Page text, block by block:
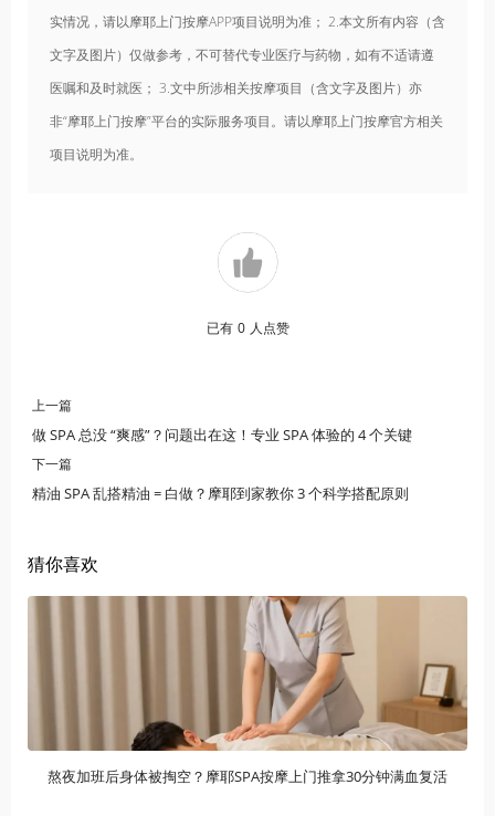
实情况，请以摩耶上门按摩APP项目说明为准； 2.本文所有内容（含
文字及图片）仅做参考，不可替代专业医疗与药物，如有不适请遵
医嘱和及时就医； 3.文中所涉相关按摩项目（含文字及图片）亦
非“摩耶上门按摩”平台的实际服务项目。请以摩耶上门按摩官方相关
项目说明为准。
已有 0 人点赞
上一篇
做 SPA 总没 “爽感”？问题出在这！专业 SPA 体验的 4 个关键
下一篇
精油 SPA 乱搭精油 = 白做？摩耶到家教你 3 个科学搭配原则
猜你喜欢
熬夜加班后身体被掏空？摩耶SPA按摩上门推拿30分钟满血复活